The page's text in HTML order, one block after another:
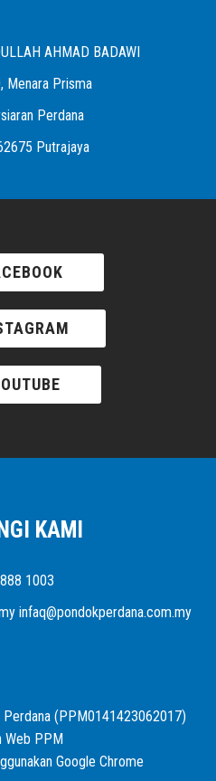
AHMAD BADAWI
Menara Prisma
Perdana
Putrajaya
KAMI
1003
infaq@pondokperdana.com.my
(PPM0141423062017)
Web PPM
Google Chrome